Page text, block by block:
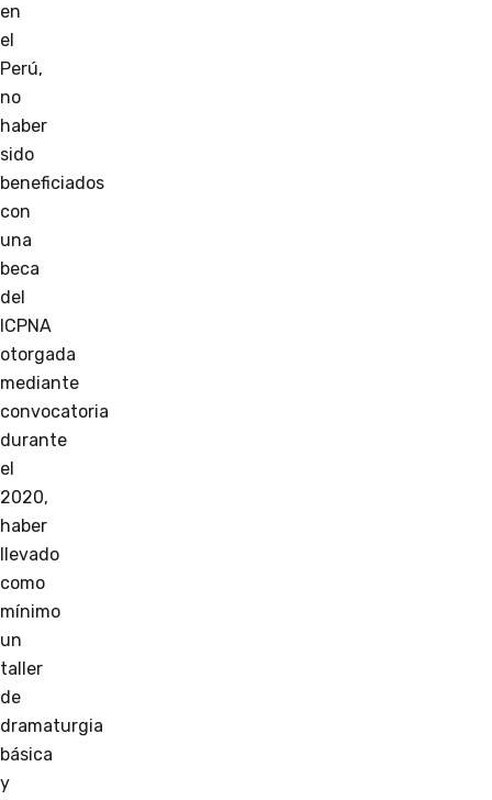
en
el
Perú,
no
haber
sido
beneficiados
con
una
beca
del
ICPNA
otorgada
mediante
convocatoria
durante
el
2020,
haber
llevado
como
mínimo
un
taller
de
dramaturgia
básica
y